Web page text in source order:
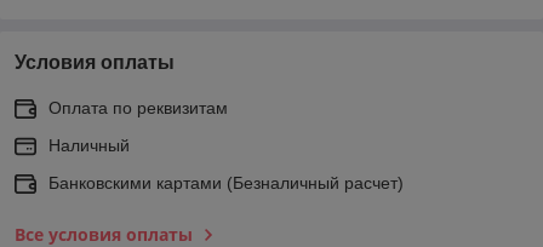
Условия оплаты
Оплата по реквизитам
Наличный
Банковскими картами (Безналичный расчет)
Все условия оплаты